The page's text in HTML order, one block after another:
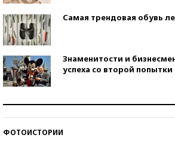
Самая трендовая обувь
Знаменитости и
успеха со второй попытки
ФОТОИСТОРИИ